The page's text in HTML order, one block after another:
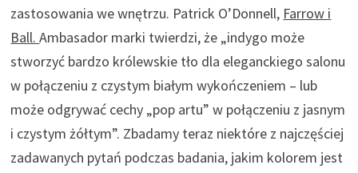
zastosowania we wnętrzu. Patrick O’Donnell, Farrow i
Ball.Ambasador marki twierdzi, że „indygo może
stworzyć bardzo królewskie tło dla eleganckiego salonu
w połączeniu z czystym białym wykończeniem – lub
może odgrywać cechy „pop artu” w połączeniu z jasnym
i czystym żółtym”. Zbadamy teraz niektóre z najczęściej
zadawanych pytań podczas badania, jakim kolorem jest